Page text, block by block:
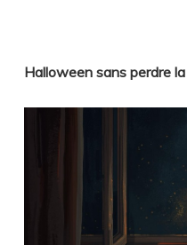
Halloween sans perdre